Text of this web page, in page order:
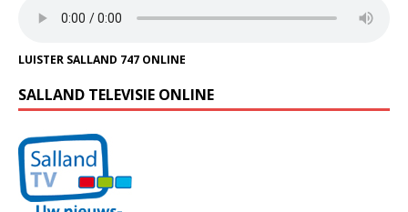
LUISTER SALLAND 747 ONLINE
SALLAND TELEVISIE ONLINE